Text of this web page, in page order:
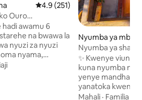
Ukadiriaji wa wastani wa 4.9
4.9 (251)
Ouro
awamu 6
na bwawa la
nyuzi za nyuzi
nyama,
na mpira wa
Nyumba ya mbao
o Preto
Nyumba ya
Lavras Novas
✨ Kwenye viunga
kuna nyumba
yenye mandhari
yanatoka kwenye
sehemu hiyo
Mahali · Familia